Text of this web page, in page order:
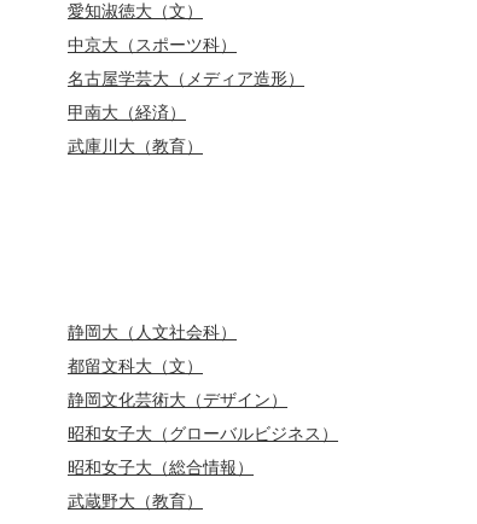
愛知淑徳大（文）
中京大（スポーツ科）
名古屋学芸大（メディア造形）
甲南大（経済）
武庫川大（教育）
静岡大（人文社会科）
都留文科大（文）
静岡文化芸術大（デザイン）
昭和女子大（グローバルビジネス）
昭和女子大（総合情報）
武蔵野大（教育）